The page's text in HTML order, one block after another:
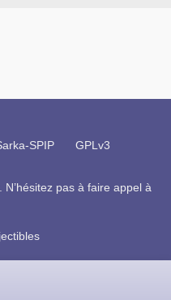
SPIP GPLv3
. N’hésitez pas à faire appel à